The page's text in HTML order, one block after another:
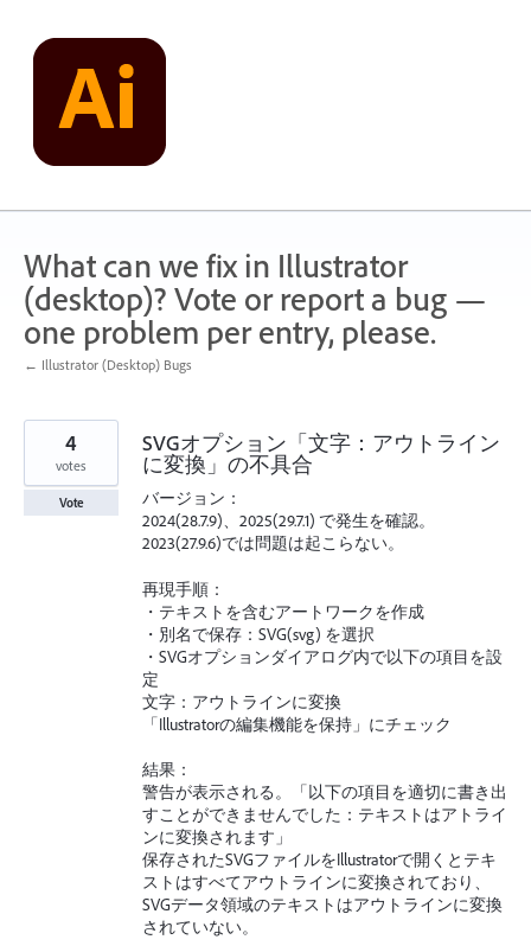
content
What can we fix in Illustrator
(desktop)? Vote or report a bug —
one problem per entry, please.
← Illustrator (Desktop) Bugs
SVGオプション「文字：アウトライン
に変換」の不具合
バージョン：
2024(28.7.9)、2025(29.7.1) で発生を確認。
2023(27.9.6)では問題は起こらない。
再現手順：
・テキストを含むアートワークを作成
・別名で保存：SVG(svg) を選択
・SVGオプションダイアログ内で以下の項目を設
定
文字：アウトラインに変換
「Illustratorの編集機能を保持」にチェック
結果：
警告が表示される。「以下の項目を適切に書き出
すことができませんでした：テキストはアトライ
ンに変換されます」
保存されたSVGファイルをIllustratorで開くとテキ
ストはすべてアウトラインに変換されており、
SVGデータ領域のテキストはアウトラインに変換
されていない。
4
votes
Vote